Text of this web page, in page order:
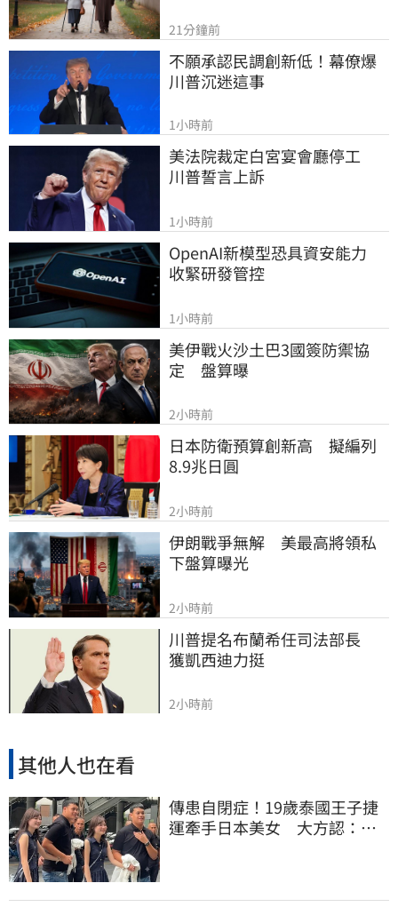
21分鐘前
不願承認民調創新低！幕僚爆
川普沉迷這事
1小時前
美法院裁定白宮宴會廳停工
川普誓言上訴
1小時前
OpenAI新模型恐具資安能力
收緊研發管控
1小時前
美伊戰火沙土巴3國簽防禦協
定　盤算曝
2小時前
日本防衛預算創新高　擬編列
8.9兆日圓
2小時前
伊朗戰爭無解　美最高將領私
下盤算曝光
2小時前
川普提名布蘭希任司法部長
獲凱西迪力挺
2小時前
其他人也在看
傳患自閉症！19歲泰國王子捷
運牽手日本美女 大方認：